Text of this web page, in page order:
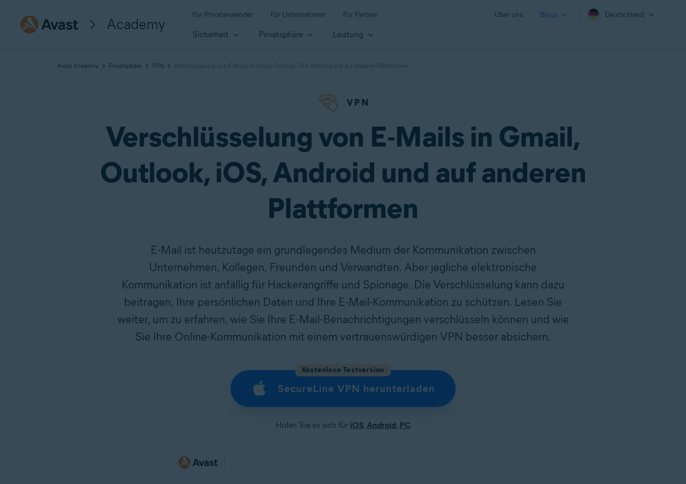
Academy
Für Privatanwender Für Unternehmen Für Partner Über uns Blogs Deutschland
Sicherheit Privatsphäre Leistung
Avast Academy Privatsphäre VPN Verschlüsselung von E-Mails in Gmail, Outlook, iOS, Android und auf anderen Plattformen
VPN
Verschlüsselung von E-Mails in Gmail,
Outlook, iOS, Android und auf anderen
Plattformen
E-Mail ist heutzutage ein grundlegendes Medium der Kommunikation zwischen
Unternehmen, Kollegen, Freunden und Verwandten. Aber jegliche elektronische
Kommunikation ist anfällig für Hackerangriffe und Spionage. Die Verschlüsselung kann dazu
beitragen, Ihre persönlichen Daten und Ihre E-Mail-Kommunikation zu schützen. Lesen Sie
weiter, um zu erfahren, wie Sie Ihre E-Mail-Benachrichtigungen verschlüsseln können und wie
Sie Ihre Online-Kommunikation mit einem vertrauenswürdigen VPN besser absichern.
Kostenlose Testversion
SecureLine VPN herunterladen
Holen Sie es sich für iOS, Android, PC